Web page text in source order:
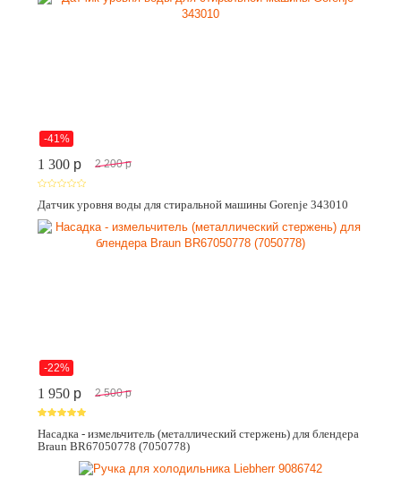
-41%
1 300 p 2 200 p
Датчик уровня воды для стиральной машины Gorenje 343010
-22%
1 950 p 2 500 p
Насадка - измельчитель (металлический стержень) для блендера
Braun BR67050778 (7050778)